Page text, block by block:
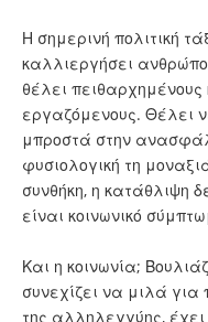
Η σημερινή πολιτική
καλλιεργήσει
θέλει
εργαζόμενους. Θέλει
μπροστά στην
φυσιολογική τη
συνθήκη, η κατάθλιψη
είναι κοινωνικό
Και η κοινωνία;
συνεχίζει να μιλά
της αλληλεγγύης, έχει